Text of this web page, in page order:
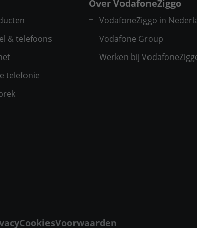
& telefoons
telefonie
Over VodafoneZiggo
VodafoneZiggo in
Vodafone Group
Werken bij
CookiesVoorwaarden